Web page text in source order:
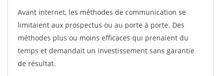
Avant internet, les méthodes de communication se
limitaient aux prospectus ou au porte à porte. Des
méthodes plus ou moins efficaces qui prenaient du
temps et demandait un investissement sans garantie
de résultat.